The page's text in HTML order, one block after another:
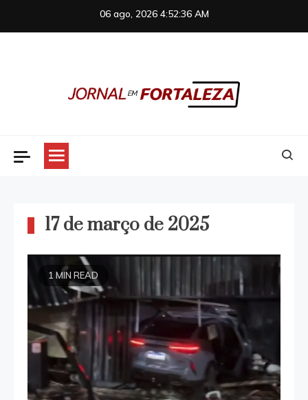
06 ago, 2026 4:52:36 AM
17 de março de 2025
1 MIN READ